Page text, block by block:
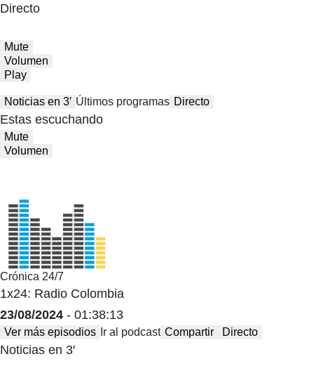
Directo
Mute
Volumen
Play
Noticias en 3′ Últimos programas Directo
Estas escuchando
Mute
Volumen
Crónica 24/7
1x24: Radio Colombia
23/08/2024 - 01:38:13
Ver más episodios Ir al podcast Compartir Directo
Noticias en 3′